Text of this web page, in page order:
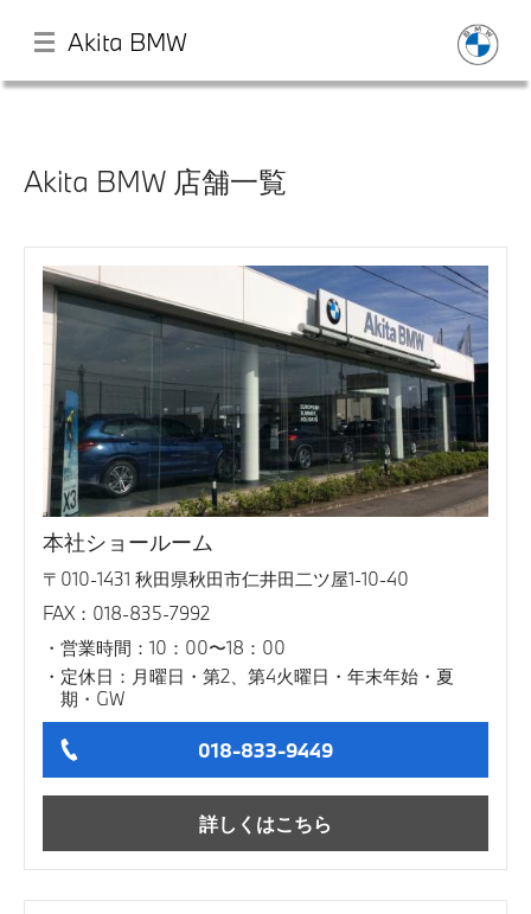
モデル一覧
試乗・見積相談
サービス
認定中古車
Akita BMW
Akita BMW 店舗一覧
本社ショールーム
〒010-1431 秋田県秋田市仁井田二ツ屋1-10-40
FAX：018-835-7992
営業時間：10：00〜18：00
定休日：月曜日・第2、第4火曜日・年末年始・夏
期・GW
018-833-9449
詳しくはこちら